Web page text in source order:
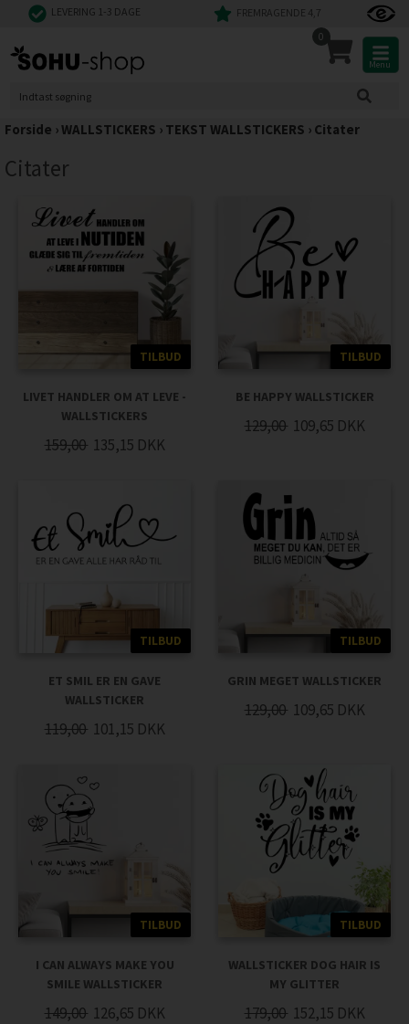
LEVERING 1-3 DAGE FREMRAGENDE 4,7
0
Menu
Forside ›WALLSTICKERS › TEKST WALLSTICKERS › Citater
Citater
TILBUD
LIVET HANDLER OM AT LEVE -
WALLSTICKERS
159,00 135,15 DKK
TILBUD
BE HAPPY WALLSTICKER
129,00 109,65 DKK
TILBUD
ET SMIL ER EN GAVE
WALLSTICKER
119,00 101,15 DKK
TILBUD
GRIN MEGET WALLSTICKER
129,00 109,65 DKK
TILBUD
I CAN ALWAYS MAKE YOU
SMILE WALLSTICKER
149,00 126,65 DKK
TILBUD
WALLSTICKER DOG HAIR IS
MY GLITTER
179,00 152,15 DKK